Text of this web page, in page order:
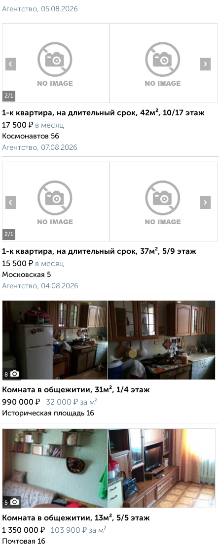
Агентство, 05.08.2026
2/1
‹ ›
1-к квартира, на длительный срок, 42м², 10/17 этаж
17 500 ₽ в месяц
Космонавтов 56
Агентство, 07.08.2026
2/1
‹ ›
1-к квартира, на длительный срок, 37м², 5/9 этаж
15 500 ₽ в месяц
Московская 5
Агентство, 04.08.2026
8
Комната в общежитии, 31м², 1/4 этаж
990 000 ₽ 32 000 ₽ за м²
Историческая площадь 16
5
Комната в общежитии, 13м², 5/5 этаж
1 350 000 ₽ 103 900 ₽ за м²
Почтовая 16